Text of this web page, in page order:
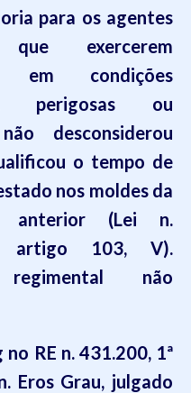
para os agentes
que exercerem
em condições
perigosas ou
desconsiderou
o tempo de
nos moldes da
anterior (Lei n.
artigo 103, V).
não
no RE n. 431.200, 1ª
Eros Grau, julgado